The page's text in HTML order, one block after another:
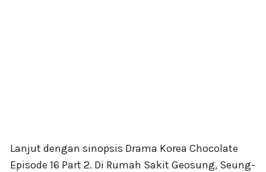
Lanjut dengan sinopsis Drama Korea Chocolate
Episode 16 Part 2. Di Rumah Sakit Geosung, Seung-